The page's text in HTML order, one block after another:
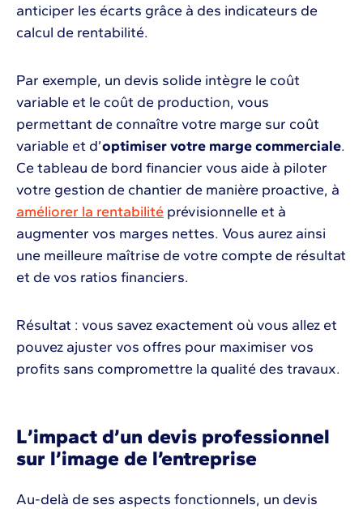
anticiper les écarts grâce à des indicateurs de
calcul de rentabilité.
Par exemple, un devis solide intègre le coût
variable et le coût de production, vous
permettant de connaître votre marge sur coût
variable et d’optimiser votre marge commerciale.
Ce tableau de bord financier vous aide à piloter
votre gestion de chantier de manière proactive, à
améliorer la rentabilité prévisionnelle et à
augmenter vos marges nettes. Vous aurez ainsi
une meilleure maîtrise de votre compte de résultat
et de vos ratios financiers.
Résultat : vous savez exactement où vous allez et
pouvez ajuster vos offres pour maximiser vos
profits sans compromettre la qualité des travaux.
L’impact d’un devis professionnel
sur l’image de l’entreprise
Au-delà de ses aspects fonctionnels, un devis